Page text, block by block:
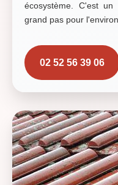
écosystème. C'est
grand pas pour
02 52 56 39 06